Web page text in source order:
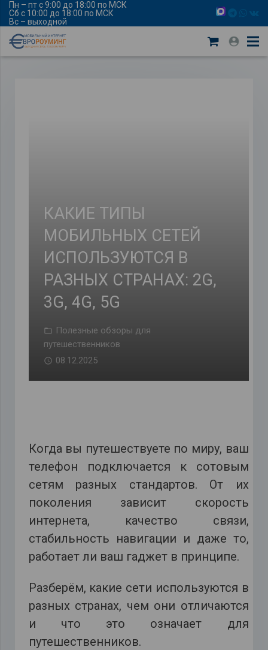
Пн – пт с 9:00 до 18:00 по МСК
Сб с 10:00 до 18:00 по МСК
Вс – выходной
КАКИЕ ТИПЫ
МОБИЛЬНЫХ СЕТЕЙ
ИСПОЛЬЗУЮТСЯ В
РАЗНЫХ СТРАНАХ: 2G,
3G, 4G, 5G
Полезные обзоры для
путешественников
08.12.2025
Когда вы путешествуете по миру, ваш
телефон подключается к сотовым
сетям разных стандартов. От их
поколения зависит скорость
интернета, качество связи,
стабильность навигации и даже то,
работает ли ваш гаджет в принципе.
Разберём, какие сети используются в
разных странах, чем они отличаются
и что это означает для
путешественников.